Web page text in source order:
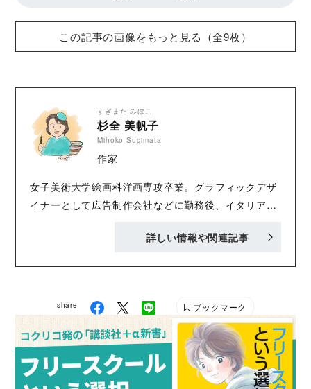
この記事の画像をもっと見る（全9枚）
すぎまた みほこ
杉全 美帆子
Mihoko Sugimata
作家
女子美術大学絵画科洋画専攻卒業。グラフィックデザ
イナーとして広告制作会社などに勤務後、イタリアに
著書に「イラストで読む美術」シリーズ（『ルネサン
絵画』『ヨーロッパの王家の物語と絵画』／いずれも
河出書房新社）がある。
詳しい情報や関連記事
share ブックマーク